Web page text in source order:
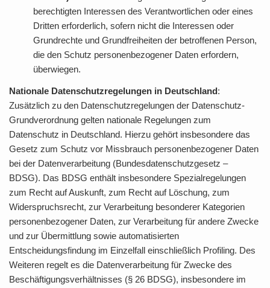
berechtigten Interessen des Verantwortlichen oder eines
Dritten erforderlich, sofern nicht die Interessen oder
Grundrechte und Grundfreiheiten der betroffenen Person,
die den Schutz personenbezogener Daten erfordern,
überwiegen.
Nationale Datenschutzregelungen in Deutschland:
Zusätzlich zu den Datenschutzregelungen der Datenschutz-
Grundverordnung gelten nationale Regelungen zum
Datenschutz in Deutschland. Hierzu gehört insbesondere das
Gesetz zum Schutz vor Missbrauch personenbezogener Daten
bei der Datenverarbeitung (Bundesdatenschutzgesetz –
BDSG). Das BDSG enthält insbesondere Spezialregelungen
zum Recht auf Auskunft, zum Recht auf Löschung, zum
Widerspruchsrecht, zur Verarbeitung besonderer Kategorien
personenbezogener Daten, zur Verarbeitung für andere Zwecke
und zur Übermittlung sowie automatisierten
Entscheidungsfindung im Einzelfall einschließlich Profiling. Des
Weiteren regelt es die Datenverarbeitung für Zwecke des
Beschäftigungsverhältnisses (§ 26 BDSG), insbesondere im